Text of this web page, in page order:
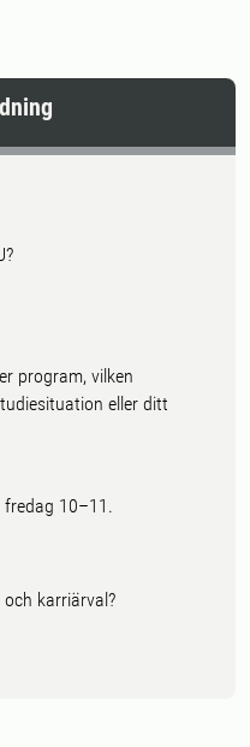
program, vilken
eller ditt
fredag 10–11.
karriärval?